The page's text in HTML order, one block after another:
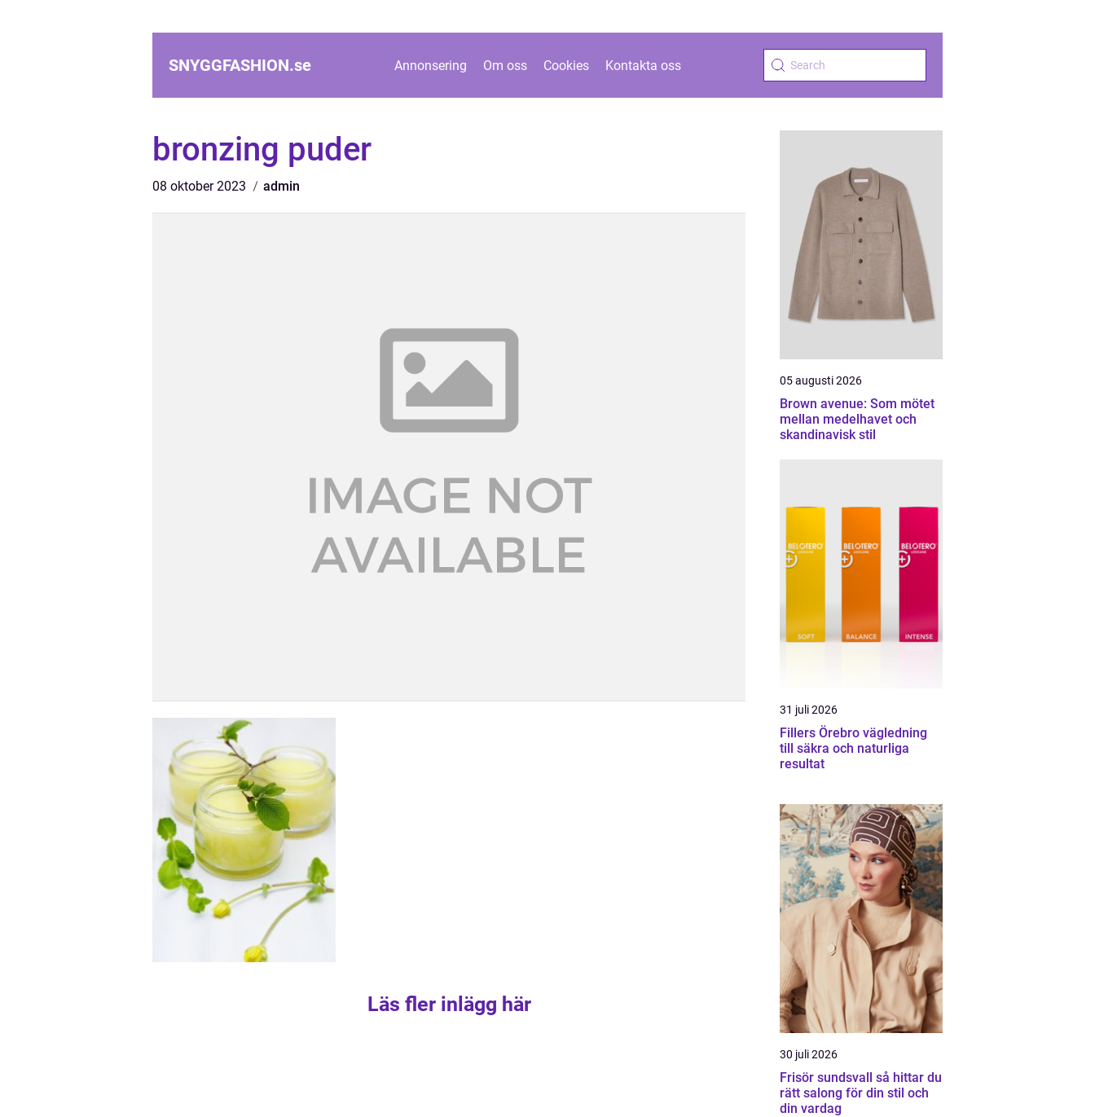
SNYGGFASHION.se Annonsering Om oss Cookies Kontakta oss
bronzing puder
08 oktober 2023 admin
Läs fler inlägg här
05 augusti 2026
Brown avenue: Som mötet
mellan medelhavet och
skandinavisk stil
31 juli 2026
Fillers Örebro vägledning
till säkra och naturliga
resultat
30 juli 2026
Frisör sundsvall så hittar du
rätt salong för din stil och
din vardag